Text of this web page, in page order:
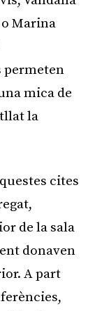
o Marina
permeten
mica de
la
cites
de la sala
donaven
A part